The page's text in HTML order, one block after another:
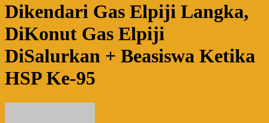
Dikendari Gas Elpiji Langka,
DiKonut Gas Elpiji
DiSalurkan + Beasiswa Ketika
HSP Ke-95